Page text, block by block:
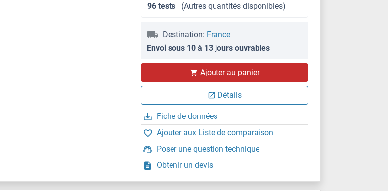
96 tests
(Autres quantités disponibles)
Destination: France
Envoi sous 10 à 13 jours ouvrables
Ajouter au panier
Détails
Fiche de données
Ajouter aux Liste de comparaison
Poser une question technique
Obtenir un devis